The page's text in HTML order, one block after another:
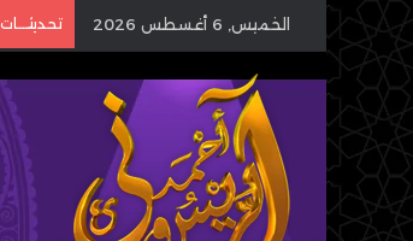
الخميس, 6 أغسطس 2026 تحديثـــات